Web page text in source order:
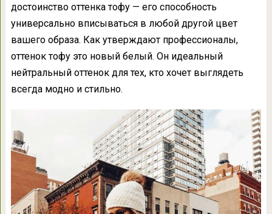
достоинство оттенка тофу — его способность
универсально вписываться в любой другой цвет
вашего образа. Как утверждают профессионалы,
оттенок тофу это новый белый. Он идеальный
нейтральный оттенок для тех, кто хочет выглядеть
всегда модно и стильно.